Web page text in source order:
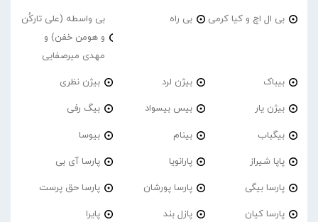
بی ال اچ و کیا کرمی بی راه
بی واسطه (علی تارکُن
و هومن خفن) و
مهدی میرصفایی
بیباک بیژن لرد بیژن نظری
بیژن یار بیس بیسواد بیگ رفی
بیگباب بینام بیوسا
پاپا شیراز پارانویا پارسا آی بی
پارسا بیگی پارسا پورشان پارسا حق پرست
پارسا کیان پازل بند پایرا